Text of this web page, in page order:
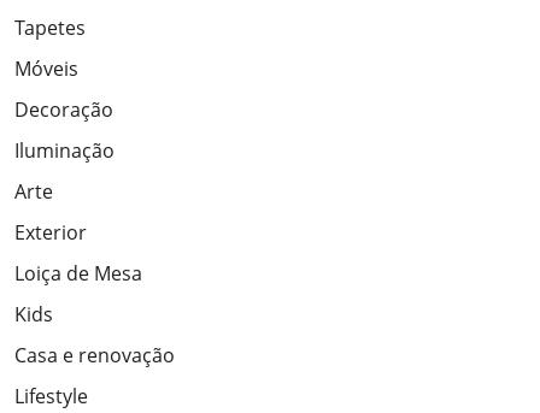
Tapetes
Móveis
Decoração
Iluminação
Arte
Exterior
Loiça de Mesa
Kids
Casa e renovação
Lifestyle